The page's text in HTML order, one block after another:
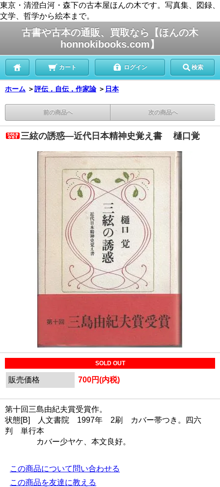
東京・清澄白河・森下の古本屋ほんの木です。写真集、図録、
文学、哲学から絵本まで。
古書や古本の通販、買取なら【ほんの木
honnokibooks.com】
カート ログイン 検索
ホーム ＞評伝，自伝，作家論 ＞ 日本
前の商品へ 次の商品へ
三絃の誘惑―近代日本精神史覚え書 樋口覚
SOLD OUT
販売価格 700円(内税)
第十回三島由紀夫賞受賞作。
状態[B] 人文書院 1997年 2刷 カバー帯つき。四六
判 単行本
カバー少ヤケ、本文良好。
この商品について問い合わせる
この商品を友達に教える